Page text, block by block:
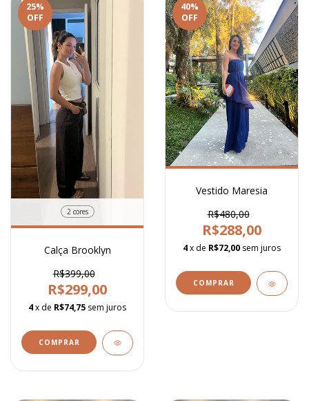
25%
OFF
2 cores
Calça Brooklyn
R$399,00
R$299,00
4x de R$74,75 sem juros
COMPRAR
40%
OFF
Vestido Maresia
R$480,00
R$288,00
4x de R$72,00 sem juros
COMPRAR